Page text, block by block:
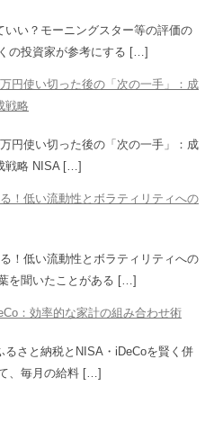
い？モーニングスター等の評価の
の投資家が参考にする […]
円使い切った後の「次の一手」：成
戦略
円使い切った後の「次の一手」：成
戦略 NISA […]
！低い流動性とボラティリティへの
！低い流動性とボラティリティへの
を聞いたことがある […]
：効率的な家計の組み合わせ術
さと納税とNISA・iDeCoを賢く併
、毎月の給料 […]